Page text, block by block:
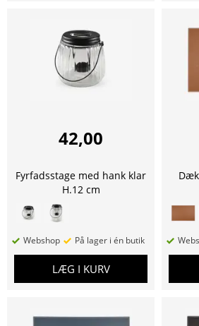
42,00
Fyrfadsstage med hank klar
H.12 cm
Webshop På lager i én butik
LÆG I KURV